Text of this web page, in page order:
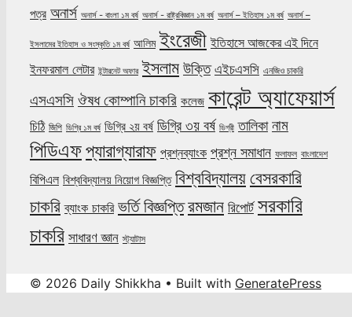
পত্র অনার্স অনার্স - বাংলা ১ম বর্ষ অনার্স - রাষ্ট্রবিজ্ঞান ১ম বর্ষ অনার্স – ইতিহাস ১ম বর্ষ অনার্স –
ইসলামের ইতিহাস ও সংস্কৃতি ১ম বর্ষ আলিম ইংরেজী ইতিহাসে আজকের এই দিনে
ইনফরমাল লেটার ইন্টারনেট অফার ইসলাম উক্তি এইচএসসি এনজিও চাকরি
এসএসসি ঔষধ কোম্পানি চাকরি কলেজ কারেন্ট অ্যাফেয়ার্স
চিঠি জিপি ডিগ্রি ১ম বর্ষ ডিগ্রি ২য় বর্ষ ডিগ্রি ৩য় বর্ষ ডিগ্রী তালিকা নাম
পিডিএফপ্যারাগ্যারাফ প্রশ্নব্যাংক প্রশ্ন সমাধান ফলাফল বাংলাদেশ
বিপিএল বিশ্ববিদ্যালয় নিয়োগ বিজ্ঞপ্তি বিশ্ববিদ্যালয়বেসরকারি
চাকরি ব্যাংক চাকরি ভর্তি বিজ্ঞপ্তিরমজান রিপোর্ট সরকারি
চাকরি সাধারণ জ্ঞান স্ট্যাটাস
© 2026 Daily Shikkha • Built with GeneratePress